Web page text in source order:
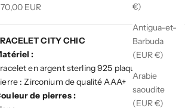
€)
Antigua-et-
Barbuda
(EUR €)
Arabie
saoudite
(EUR €)
de vente
EUR
CITY CHIC
:
en argent sterling 925 plaqué rhodium.
: Zirconium de qualité AAA+
de pierres :